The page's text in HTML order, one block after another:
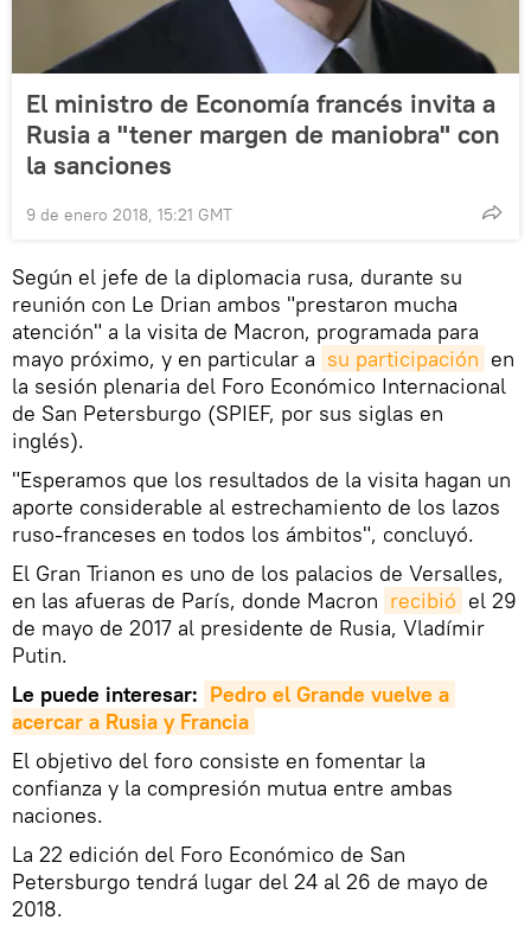
El ministro de Economía francés invita a
Rusia a "tener margen de maniobra" con
la sanciones
9 de enero 2018, 15:21 GMT
Según el jefe de la diplomacia rusa, durante su
reunión con Le Drian ambos "prestaron mucha
atención" a la visita de Macron, programada para
mayo próximo, y en particular a su participación en
la sesión plenaria del Foro Económico Internacional
de San Petersburgo (SPIEF, por sus siglas en
inglés).
"Esperamos que los resultados de la visita hagan un
aporte considerable al estrechamiento de los lazos
ruso-franceses en todos los ámbitos", concluyó.
El Gran Trianon es uno de los palacios de Versalles,
en las afueras de París, donde Macron recibió el 29
de mayo de 2017 al presidente de Rusia, Vladímir
Putin.
Le puede interesar: Pedro el Grande vuelve a
acercar a Rusia y Francia
El objetivo del foro consiste en fomentar la
confianza y la compresión mutua entre ambas
naciones.
La 22 edición del Foro Económico de San
Petersburgo tendrá lugar del 24 al 26 de mayo de
2018.